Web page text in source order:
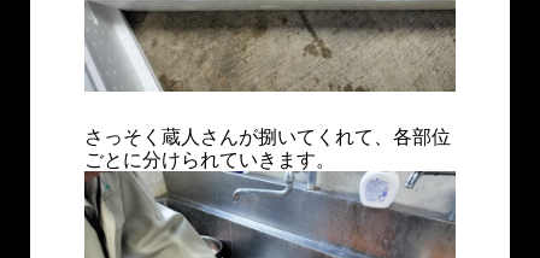
さっそく蔵人さんが捌いてくれて、各部位
ごとに分けられていきます。